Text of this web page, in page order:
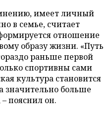
имеет личный
в семье, считает
отношение
образу жизни. «Путь
раньше первой
спортивны сами
культура становится
значительно больше
пояснил он.